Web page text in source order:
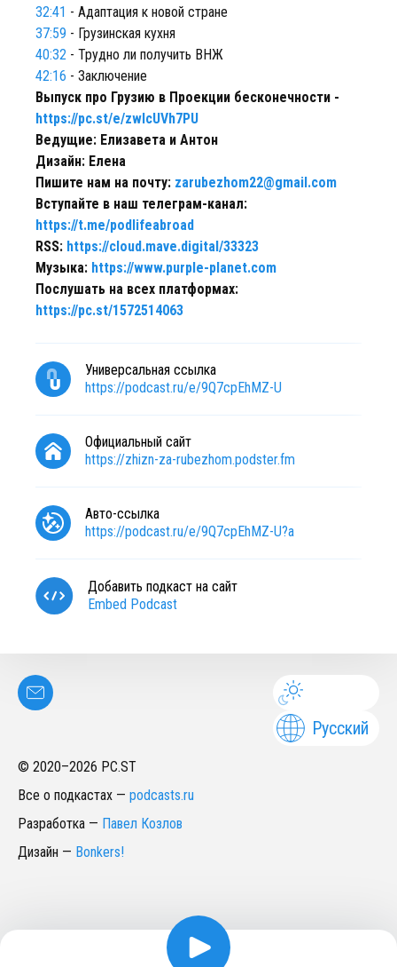
32:41 - Адаптация к новой стране
37:59 - Грузинская кухня
40:32 - Трудно ли получить ВНЖ
42:16 - Заключение
Выпуск про Грузию в Проекции бесконечности -
https://pc.st/e/zwIcUVh7PU
Ведущие: Елизавета и Антон
Дизайн: Елена
Пишите нам на почту: zarubezhom22@gmail.com
Вступайте в наш телеграм-канал:
https://t.me/podlifeabroad
RSS: https://cloud.mave.digital/33323
Музыка: https://www.purple-planet.com
Послушать на всех платформах:
https://pc.st/1572514063
Универсальная ссылка
https://podcast.ru/e/9Q7cpEhMZ-U
Официальный сайт
https://zhizn-za-rubezhom.podster.fm
Авто-ссылка
https://podcast.ru/e/9Q7cpEhMZ-U?a
Добавить подкаст на сайт
Embed Podcast
Русский
© 2020–2026 PC.ST
Все о подкастах — podcasts.ru
Разработка — Павел Козлов
Дизайн — Bonkers!